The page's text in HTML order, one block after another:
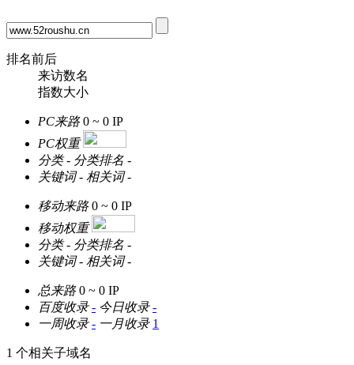
排名前后
来访数名
指数大小
PC来路 0 ~ 0 IP
PC权重
分类 - 分类排名 -
关键词 - 相关词 -
移动来路 0 ~ 0 IP
移动权重
分类 - 分类排名 -
关键词 - 相关词 -
总来路 0 ~ 0 IP
百度收录 - 今日收录 -
一周收录 - 一月收录 1
1 个相关子域名